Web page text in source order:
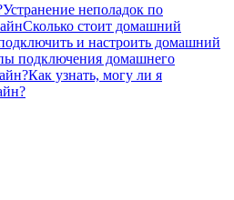
Устранение неполадок по
Сколько стоит домашний
и настроить домашний
подключения домашнего
Как узнать, могу ли я